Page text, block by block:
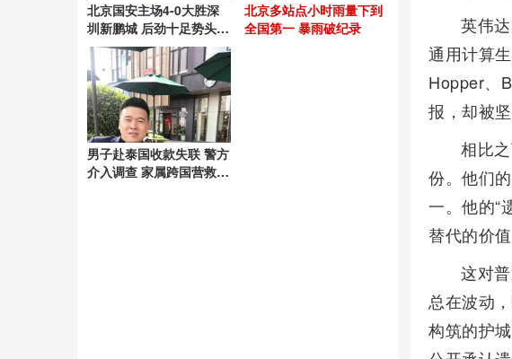
英伟
通用计算
Hopper、
报，却被
相比
份。他们
一。他的“
替代的价
这对
总在波动
构筑的护
北京国安主场4-0大胜深
圳新鹏城 后劲十足势头良
好
北京多站点小时雨量下到
全国第一 暴雨破纪录
男子赴泰国收款失联 警方
介入调查 家属跨国营救54